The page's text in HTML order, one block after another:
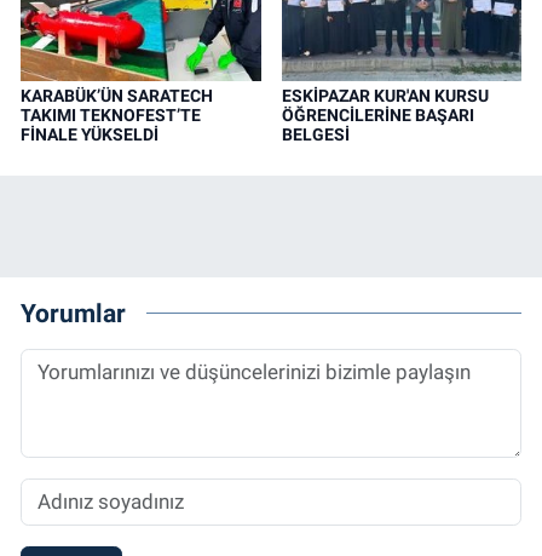
KARABÜK’ÜN SARATECH
TAKIMI TEKNOFEST’TE
FİNALE YÜKSELDİ
ESKİPAZAR KUR'AN KURSU
ÖĞRENCİLERİNE BAŞARI
BELGESİ
Yorumlar